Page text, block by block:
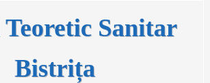
Sanitar
Bistrița